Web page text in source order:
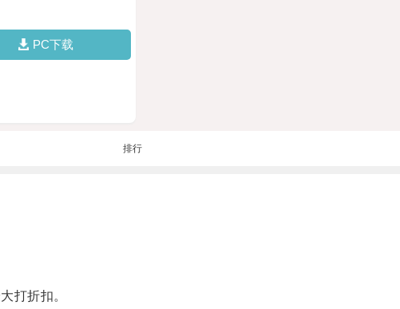
PC下载
排行
打折扣。